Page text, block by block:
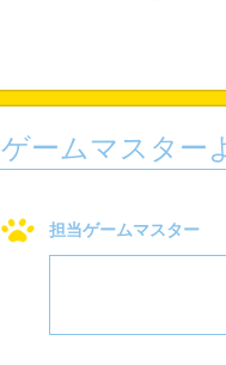
ゲームマスター
担当ゲームマスター